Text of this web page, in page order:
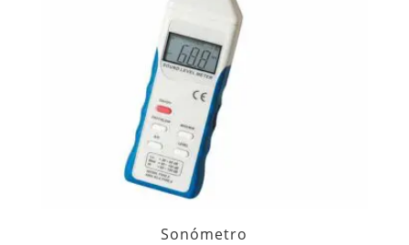
Sonómetro